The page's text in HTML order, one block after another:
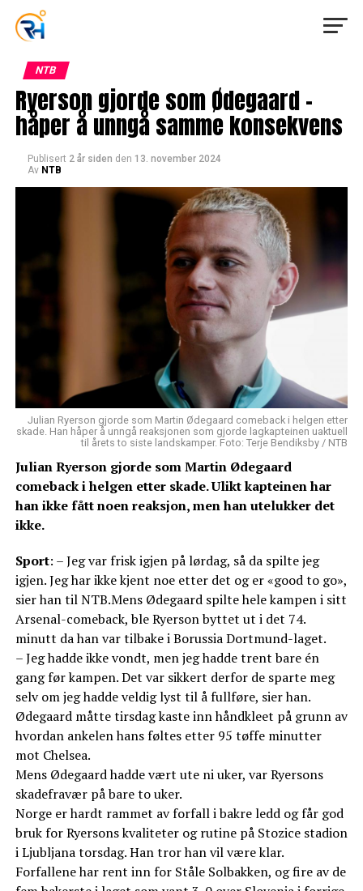
NTB
Ryerson gjorde som Ødegaard –
håper å unngå samme konsekvens
Publisert 2 år siden den 13. november 2024
Av NTB
Julian Ryerson gjorde som Martin Ødegaard comeback i helgen etter
skade. Han håper å unngå reaksjonen som gjorde lagkapteinen uaktuell
til årets to siste landskamper. Foto: Terje Bendiksby / NTB
Julian Ryerson gjorde som Martin Ødegaard
comeback i helgen etter skade. Ulikt kapteinen har
han ikke fått noen reaksjon, men han utelukker det
ikke.
Sport: – Jeg var frisk igjen på lørdag, så da spilte jeg
igjen. Jeg har ikke kjent noe etter det og er «good to go»,
sier han til NTB.Mens Ødegaard spilte hele kampen i sitt
Arsenal-comeback, ble Ryerson byttet ut i det 74.
minutt da han var tilbake i Borussia Dortmund-laget.
– Jeg hadde ikke vondt, men jeg hadde trent bare én
gang før kampen. Det var sikkert derfor de sparte meg
selv om jeg hadde veldig lyst til å fullføre, sier han.
Ødegaard måtte tirsdag kaste inn håndkleet på grunn av
hvordan ankelen hans føltes etter 95 tøffe minutter
mot Chelsea.
Mens Ødegaard hadde vært ute ni uker, var Ryersons
skadefravær på bare to uker.
Norge er hardt rammet av forfall i bakre ledd og får god
bruk for Ryersons kvaliteter og rutine på Stozice stadion
i Ljubljana torsdag. Han tror han vil være klar.
Forfallene har rent inn for Ståle Solbakken, og fire av de